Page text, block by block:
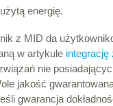
energię.
z MID da
w artykule integrację
nie
jakość
gwarancja